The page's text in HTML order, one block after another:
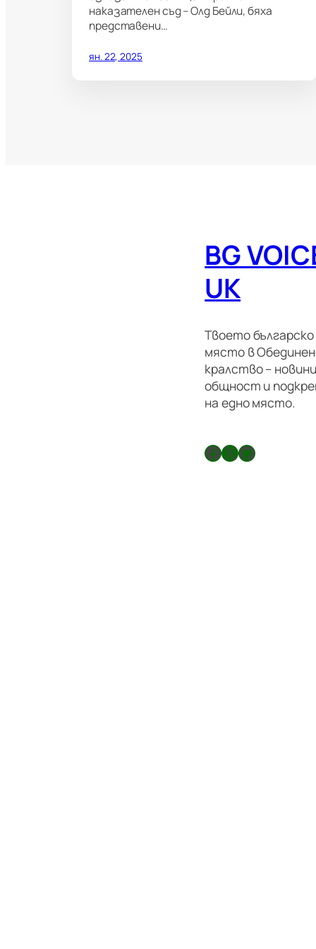
наказателен съд – Олд Бейли, бяха
представени…
ян. 22, 2025
BG
UK
Твоето българско
място в
кралство –
общност и
на едно място.
Facebook X GitHub